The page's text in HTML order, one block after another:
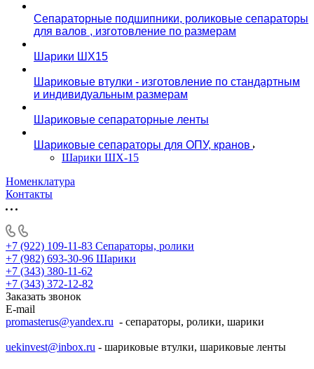
Сепараторные подшипники, роликовые сепараторы
для валов , изготовление по размерам
Шарики ШХ15
Шариковые втулки - изготовление по стандартным
и индивидуальным размерам
Шариковые сепараторные ленты
Шариковые сепараторы для ОПУ, кранов
Шарики ШХ-15
Номенклатура
Контакты
+7 (922) 109-11-83 Сепараторы, ролики
+7 (982) 693-30-96 Шарики
+7 (343) 380-11-62
+7 (343) 372-12-82
Заказать звонок
E-mail
promasterus@yandex.ru - сепараторы, ролики, шарики
uekinvest@inbox.ru - шариковые втулки, шариковые ленты